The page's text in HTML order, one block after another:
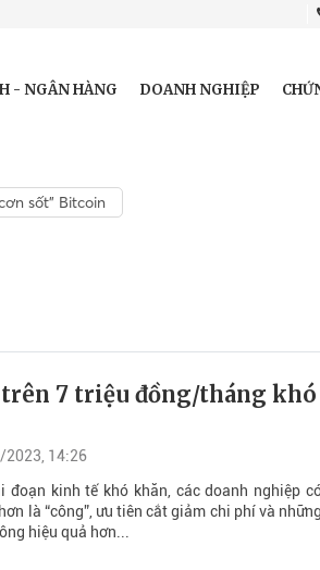
- NGÂN HÀNG DOANH NGHIỆP
sốt” Bitcoin
7 triệu đồng/tháng khó
2023, 14:26
đoạn kinh tế khó khăn, các doanh nghiệp
là “công”, ưu tiên cắt giảm chi phí và những
hiệu quả hơn...